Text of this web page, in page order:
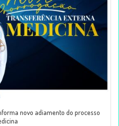
novo adiamento do processo